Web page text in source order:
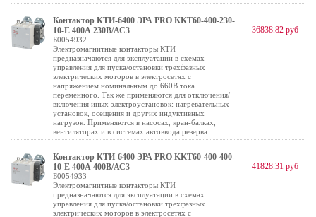
Контактор КТИ-6400 ЭРА PRO KKT60-400-230-
10-E 400А 230В/АС3
Б0054932
Электромагнитные контакторы КТИ
предназначаются для эксплуатации в схемах
управления для пуска/остановки трехфазных
электрических моторов в электросетях с
напряжением номинальным до 660В тока
переменного. Так же применяются для отключения/
включения иных электроустановок: нагревательных
установок, осещения и других индуктивных
нагрузок. Применяются в насосах, кран-балках,
вентиляторах и в системах автоввода резерва.
36838.82 руб
Контактор КТИ-6400 ЭРА PRO KKT60-400-400-
10-E 400А 400В/АС3
Б0054933
Электромагнитные контакторы КТИ
предназначаются для эксплуатации в схемах
управления для пуска/остановки трехфазных
электрических моторов в электросетях с
41828.31 руб